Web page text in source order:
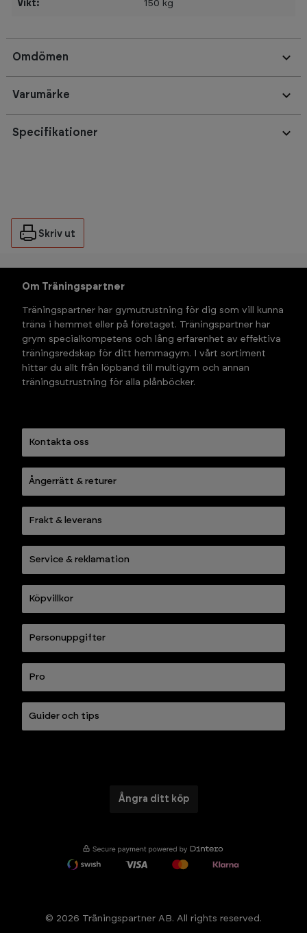
Vikt: 150 kg
Omdömen
Specifikationer
Varumärke
Skriv ut
Om Träningspartner
Träningspartner har gymutrustning för dig som vill kunna
träna i hemmet eller på företaget. Träningspartner har
grym specialkompetens och lång erfarenhet av effektiva
träningsredskap för ditt hemmagym. I vårt sortiment
hittar du allt från löpband till multigym och annan
träningsutrustning för alla plånböcker.
Kontakta oss
Ångerrätt & returer
Frakt & leverans
Service & reklamation
Köpvillkor
Personuppgifter
Pro
Guider och tips
Ångra ditt köp
© 2026 Trãningspartner AB. All rights reserved.